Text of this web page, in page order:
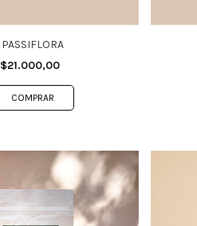
PASSIFLORA
$21.000,00